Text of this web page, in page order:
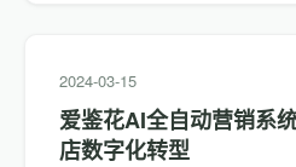
2024-03-15
爱鉴花AI全自动营销系
店数字化转型